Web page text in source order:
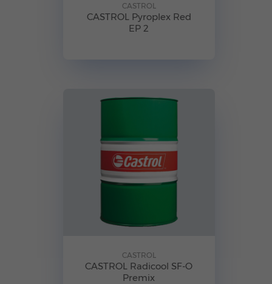
CASTROL
CASTROL Pyroplex Red
EP 2
CASTROL
CASTROL Radicool SF-O
Premix